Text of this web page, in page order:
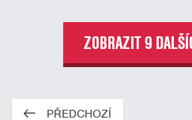
ZOBRAZIT 9
PŘEDCHOZÍ